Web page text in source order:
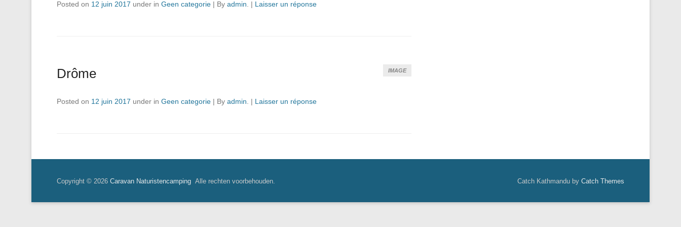
Posted on 12 juin 2017 under in Geen categorie | By admin | Laisser un réponse
Drôme IMAGE
Posted on 12 juin 2017 under in Geen categorie | By admin | Laisser un réponse
Copyright © 2026 Caravan Naturistencamping Alle rechten voorbehouden. Catch Kathmandu by Catch Themes